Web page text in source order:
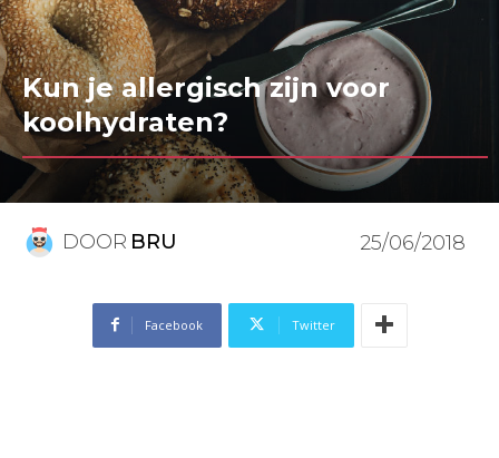
Kun je allergisch zijn voor
koolhydraten?
DOOR BRU 25/06/2018
Facebook Twitter